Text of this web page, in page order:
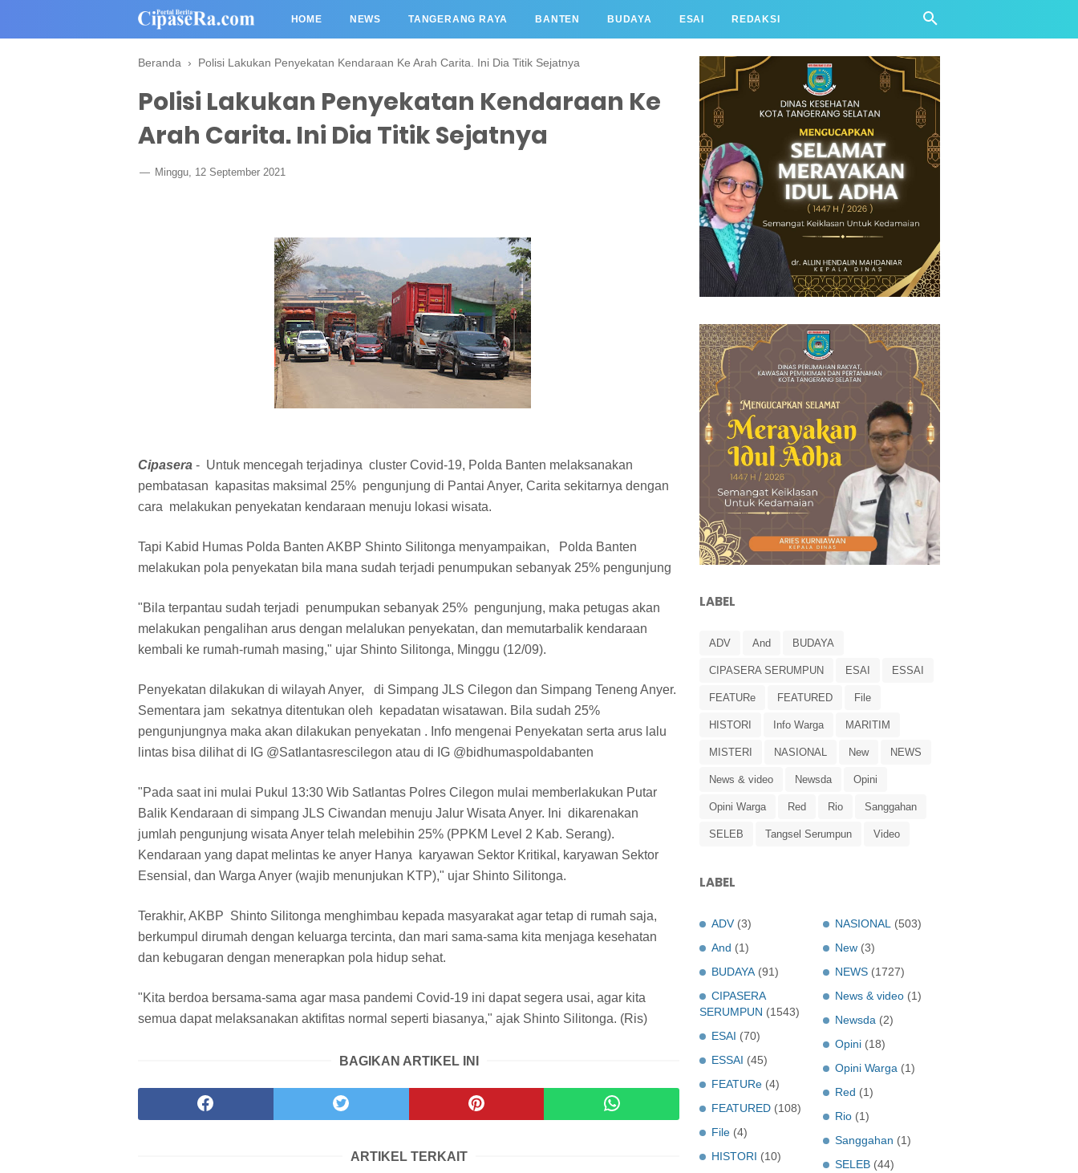
HOME NEWS TANGERANG RAYA BANTEN BUDAYA ESAI REDAKSI
Beranda › Polisi Lakukan Penyekatan Kendaraan Ke Arah Carita. Ini Dia Titik Sejatnya
Polisi Lakukan Penyekatan Kendaraan Ke
Arah Carita. Ini Dia Titik Sejatnya
Minggu, 12 September 2021
Cipasera - Untuk mencegah terjadinya cluster Covid-19, Polda Banten melaksanakan
pembatasan kapasitas maksimal 25% pengunjung di Pantai Anyer, Carita sekitarnya dengan
cara melakukan penyekatan kendaraan menuju lokasi wisata.
Tapi Kabid Humas Polda Banten AKBP Shinto Silitonga menyampaikan, Polda Banten
melakukan pola penyekatan bila mana sudah terjadi penumpukan sebanyak 25% pengunjung
"Bila terpantau sudah terjadi penumpukan sebanyak 25% pengunjung, maka petugas akan
melakukan pengalihan arus dengan melalukan penyekatan, dan memutarbalik kendaraan
kembali ke rumah-rumah masing," ujar Shinto Silitonga, Minggu (12/09).
Penyekatan dilakukan di wilayah Anyer, di Simpang JLS Cilegon dan Simpang Teneng Anyer.
Sementara jam sekatnya ditentukan oleh kepadatan wisatawan. Bila sudah 25%
pengunjungnya maka akan dilakukan penyekatan . Info mengenai Penyekatan serta arus lalu
lintas bisa dilihat di IG @Satlantasrescilegon atau di IG @bidhumaspoldabanten
"Pada saat ini mulai Pukul 13:30 Wib Satlantas Polres Cilegon mulai memberlakukan Putar
Balik Kendaraan di simpang JLS Ciwandan menuju Jalur Wisata Anyer. Ini dikarenakan
jumlah pengunjung wisata Anyer telah melebihin 25% (PPKM Level 2 Kab. Serang).
Kendaraan yang dapat melintas ke anyer Hanya karyawan Sektor Kritikal, karyawan Sektor
Esensial, dan Warga Anyer (wajib menunjukan KTP)," ujar Shinto Silitonga.
Terakhir, AKBP Shinto Silitonga menghimbau kepada masyarakat agar tetap di rumah saja,
berkumpul dirumah dengan keluarga tercinta, dan mari sama-sama kita menjaga kesehatan
dan kebugaran dengan menerapkan pola hidup sehat.
"Kita berdoa bersama-sama agar masa pandemi Covid-19 ini dapat segera usai, agar kita
semua dapat melaksanakan aktifitas normal seperti biasanya," ajak Shinto Silitonga. (Ris)
BAGIKAN ARTIKEL INI
ARTIKEL TERKAIT
LABEL
ADV And BUDAYA
CIPASERA SERUMPUN ESAI ESSAI
FEATURe FEATURED File
HISTORI Info Warga MARITIM
MISTERI NASIONAL New NEWS
News & video Newsda Opini
Opini Warga Red Rio Sanggahan
SELEB Tangsel Serumpun Video
LABEL
ADV (3)
And (1)
BUDAYA (91)
CIPASERA
SERUMPUN (1543)
ESAI (70)
ESSAI (45)
FEATURe (4)
FEATURED (108)
File (4)
HISTORI (10)
NASIONAL
(503)
New (3)
NEWS (1727)
News & video (1)
Newsda (2)
Opini (18)
Opini Warga (1)
Red (1)
Rio (1)
Sanggahan (1)
SELEB (44)